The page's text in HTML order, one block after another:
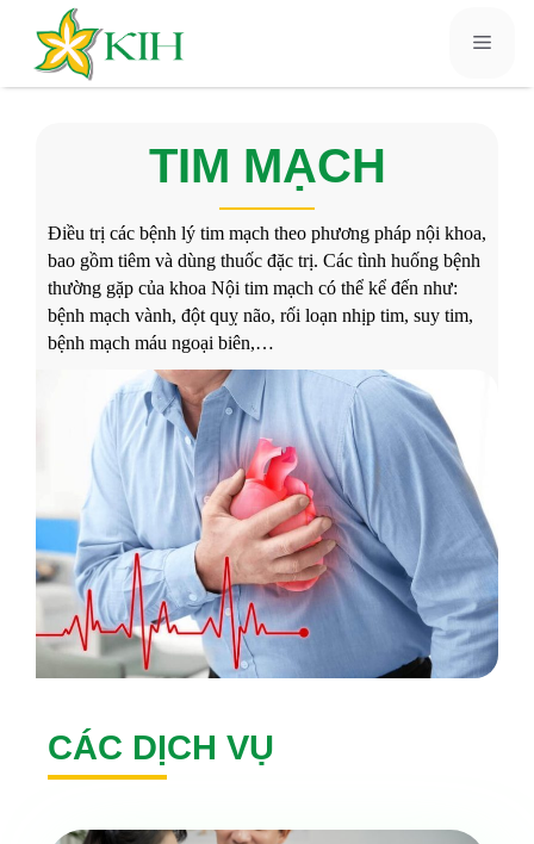
TIM MẠCH
Điều trị các bệnh lý tim mạch theo phương pháp nội khoa,
bao gồm tiêm và dùng thuốc đặc trị. Các tình huống bệnh
thường gặp của khoa Nội tim mạch có thể kể đến như:
bệnh mạch vành, đột quỵ não, rối loạn nhịp tim, suy tim,
bệnh mạch máu ngoại biên,…
CÁC DỊCH VỤ